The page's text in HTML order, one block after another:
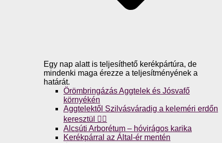
Egy nap alatt is teljesíthető kerékpártúra, de
mindenki maga érezze a teljesítményének a
határát.
Örömbringázás Aggtelek és Jósvafő
környékén
Aggtelektől Szilvásváradig a keleméri erdőn
keresztül 🚴‍♀️
Alcsúti Arborétum – hóvirágos karika
Kerékpárral az Által-ér mentén